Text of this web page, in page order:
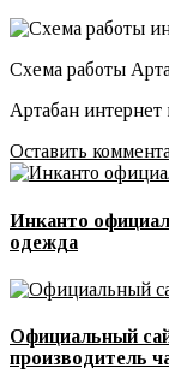
Схема работы
Артабан
Оставить
Инканто
одежда
Официальный
производитель